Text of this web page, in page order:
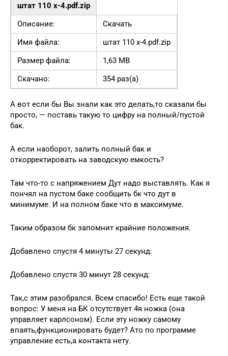
штат 110 х-4.pdf.zip
Описание:
Скачать
Имя файла:
штат 110 х-4.pdf.zip
Размер файла:
1,63 MB
Скачано:
354 раз(а)
А вот если бы Вы знали как это делать,то сказали бы
просто, — поставь такую то цифру на полный/пустой
бак.
А если наоборот, залить полный бак и
откорректировать на заводскую емкость?
Там что-то с напряжением Дут надо выставлять. Как я
пончял на пустом баке сообщить бк что дут в
минимуме. И на полном баке что в максимуме.
Таким образом бк запомнит крайние положения.
Добавлено спустя 4 минуты 27 секунд:
Добавлено спустя 30 минут 28 секунд:
Так,с этим разобрался. Всем спасибо! Есть еще такой
вопрос: У меня на БК отсутствует 4я ножка (она
управляет карлсоном). Если эту ножку самому
впаять,функционировать будет? Ато по программе
управление есть,а контакта нету.